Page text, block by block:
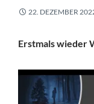
22. DEZEMBER
Erstmals wieder